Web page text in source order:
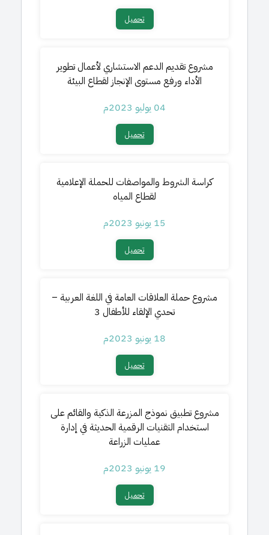
تحميل​
مشروعتقديم الدعم الاستشاري لأعمال تطوير
الأداء ورفع مستوى الإنجاز لقطاع البيئة
04 يوليو 2023م
تحميل​
كراسة الشروط والمواصفات للحملة الإعلامية
لقطاع المياه
15 يونيو 2023م
تحميل​
مشروع حملة العلاقات العامة في اللغة العربية –
تحدي الإلقاء للأطفال 3
18 يونيو 2023م
تحميل​
مشروع تطبيق نموذج المزرعة الذكية والقائم على
استخدام التقنيات الرقمية الحديثة في إدارة
عمليات الزراعة
19 يونيو 2023م
تحميل​